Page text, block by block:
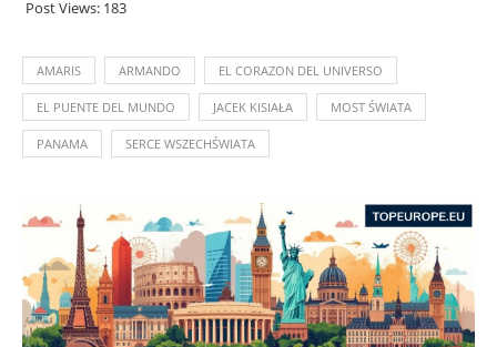
Post Views: 183
AMARIS ARMANDO EL CORAZON DEL UNIVERSO
EL PUENTE DEL MUNDO JACEK KISIAŁA MOST ŚWIATA
PANAMA SERCE WSZECHŚWIATA